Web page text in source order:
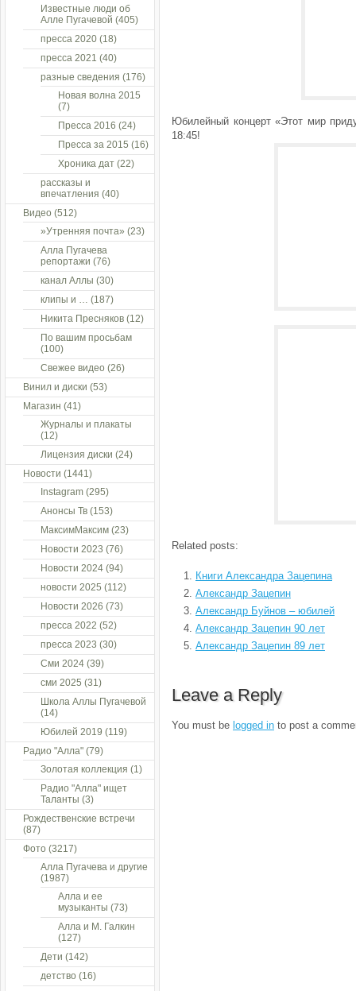
Юбилейный концерт «Этот мир
18:45!
Related posts:
Книги Александра Зацепина
Александр Зацепин
Александр Буйнов – юбилей
Александр Зацепин 90 лет
Александр Зацепин 89 лет
Leave a Reply
You must be logged in to post a
Известные люди об
Алле Пугачевой (405)
пресса 2020 (18)
пресса 2021 (40)
разные сведения (176)
Новая волна 2015
(7)
Пресса 2016 (24)
Пресса за 2015 (16)
Хроника дат (22)
рассказы и
впечатления (40)
Видео (512)
»Утренняя почта» (23)
Алла Пугачева
репортажи (76)
канал Аллы (30)
клипы и … (187)
Никита Пресняков (12)
По вашим просьбам
(100)
Свежее видео (26)
Винил и диски (53)
Магазин (41)
Журналы и плакаты
(12)
Лицензия диски (24)
Новости (1441)
Instagram (295)
Анонсы Тв (153)
МаксимМаксим (23)
Новости 2023 (76)
Новости 2024 (94)
новости 2025 (112)
Новости 2026 (73)
пресса 2022 (52)
пресса 2023 (30)
Сми 2024 (39)
сми 2025 (31)
Школа Аллы Пугачевой
(14)
Юбилей 2019 (119)
Радио "Алла" (79)
Золотая коллекция (1)
Радио "Алла" ищет
Таланты (3)
Рождественские встречи
(87)
Фото (3217)
Алла Пугачева и другие
(1987)
Алла и ее
музыканты (73)
Алла и М. Галкин
(127)
Дети (142)
детство (16)